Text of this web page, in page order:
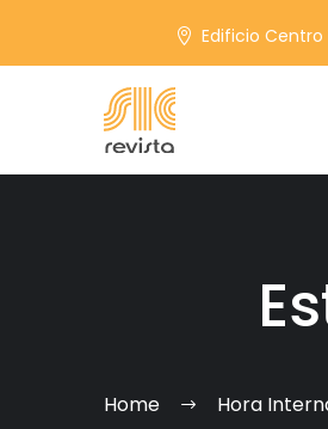
Edificio Centro
Home Hora